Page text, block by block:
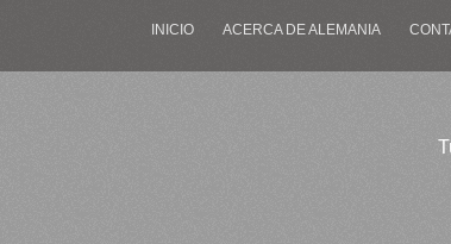
INICIO ACERCA DE ALEMANIA